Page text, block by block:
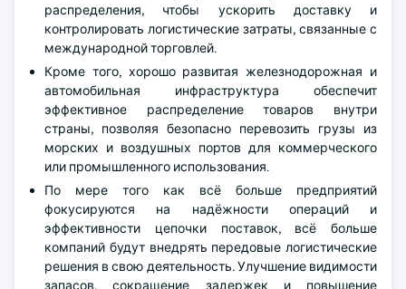
распределения, чтобы ускорить доставку и
контролировать логистические затраты, связанные с
международной торговлей.
Кроме того, хорошо развитая железнодорожная и
автомобильная инфраструктура обеспечит
эффективное распределение товаров внутри
страны, позволяя безопасно перевозить грузы из
морских и воздушных портов для коммерческого
или промышленного использования.
По мере того как всё больше предприятий
фокусируются на надёжности операций и
эффективности цепочки поставок, всё больше
компаний будут внедрять передовые логистические
решения в свою деятельность. Улучшение видимости
запасов, сокращение задержек и повышение